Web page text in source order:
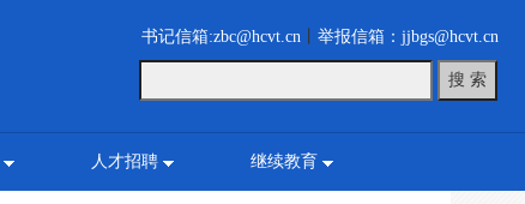
书记信箱:zbc@hcvt.cn 举报信箱：jjbgs@hcvt.cn
人才招聘 继续教育